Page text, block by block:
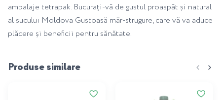
ambalaje tetrapak. Bucurați-vă de gustul proaspăt și natural
al sucului Moldova Gustoasă măr-strugure, care vă va aduce
plăcere și beneficii pentru sănătate.
Produse similare